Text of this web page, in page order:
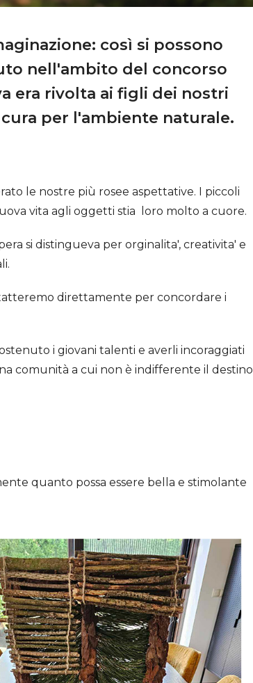
così si possono
nell'ambito del concorso
era rivolta ai figli dei nostri
per l'ambiente naturale.
le nostre più rosee aspettative. I piccoli
vita agli oggetti stia loro molto a cuore.
si distingueva per orginalita', creativita' e
direttamente per concordare i
i giovani talenti e averli incoraggiati
comunità a cui non è indifferente il destino
quanto possa essere bella e stimolante